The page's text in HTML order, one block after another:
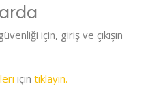
için, giriş ve çıkışın
için tıklayın.